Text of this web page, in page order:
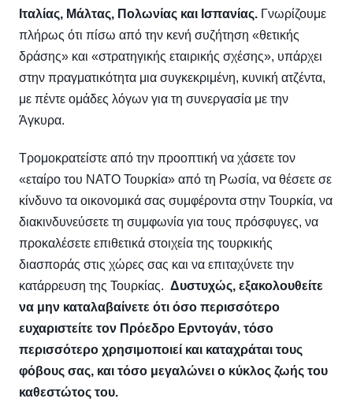
Ιταλίας, Μάλτας, Πολωνίας και Ισπανίας. Γνωρίζουμε
πλήρως ότι πίσω από την κενή συζήτηση «θετικής
δράσης» και «στρατηγικής εταιρικής σχέσης», υπάρχει
στην πραγματικότητα μια συγκεκριμένη, κυνική ατζέντα,
με πέντε ομάδες λόγων για τη συνεργασία με την
Άγκυρα.
Τρομοκρατείστε από την προοπτική να χάσετε τον
«εταίρο του ΝΑΤΟ Τουρκία» από τη Ρωσία, να θέσετε σε
κίνδυνο τα οικονομικά σας συμφέροντα στην Τουρκία, να
διακινδυνεύσετε τη συμφωνία για τους πρόσφυγες, να
προκαλέσετε επιθετικά στοιχεία της τουρκικής
διασποράς στις χώρες σας και να επιταχύνετε την
κατάρρευση της Τουρκίας. Δυστυχώς, εξακολουθείτε
να μην καταλαβαίνετε ότι όσο περισσότερο
ευχαριστείτε τον Πρόεδρο Ερντογάν, τόσο
περισσότερο χρησιμοποιεί και καταχράται τους
φόβους σας, και τόσο μεγαλώνει ο κύκλος ζωής του
καθεστώτος του.